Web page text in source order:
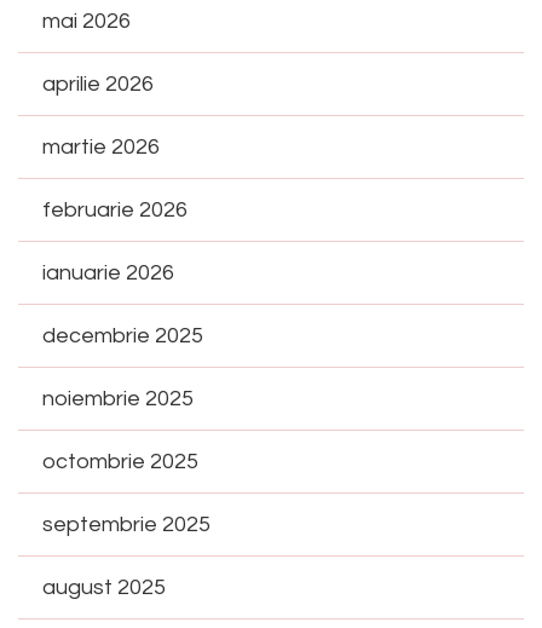
mai 2026
aprilie 2026
martie 2026
februarie 2026
ianuarie 2026
decembrie 2025
noiembrie 2025
octombrie 2025
septembrie 2025
august 2025